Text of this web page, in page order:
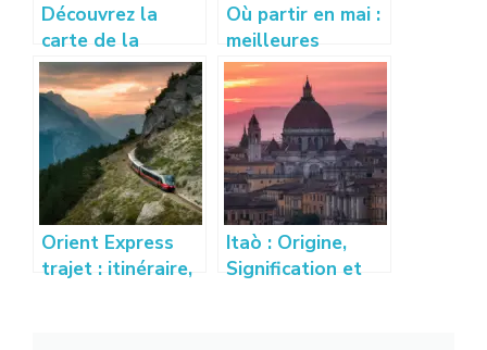
Découvrez la
carte de la
Lozère pour un
voyage
authentique
Où partir en mai :
meilleures
destinations pour
voyager au
printemps
Orient Express
trajet : itinéraire,
Itaò : Origine,
Signification et